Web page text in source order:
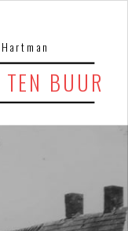
BUUR